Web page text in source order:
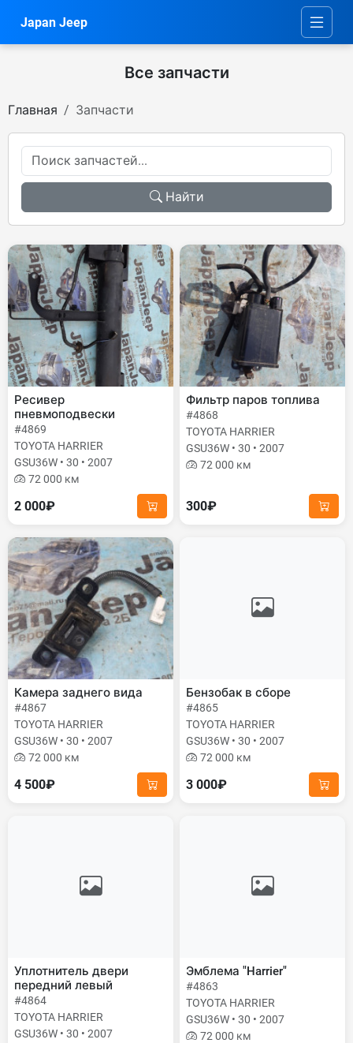
Japan Jeep
Все запчасти
Главная Запчасти
Найти
Ресивер
пневмоподвески
#4869
TOYOTA HARRIER
GSU36W • 30 • 2007
72 000 км
2 000₽
Фильтр паров топлива
#4868
TOYOTA HARRIER
GSU36W • 30 • 2007
72 000 км
300₽
Камера заднего вида
#4867
TOYOTA HARRIER
GSU36W • 30 • 2007
72 000 км
4 500₽
Бензобак в сборе
#4865
TOYOTA HARRIER
GSU36W • 30 • 2007
72 000 км
3 000₽
Уплотнитель двери
передний левый
#4864
TOYOTA HARRIER
GSU36W • 30 • 2007
Эмблема "Harrier"
#4863
TOYOTA HARRIER
GSU36W • 30 • 2007
72 000 км